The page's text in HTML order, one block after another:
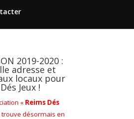
2019-2020 :
adresse et
locaux pour
Jeux !
« Reims Dés
trouve désormais en